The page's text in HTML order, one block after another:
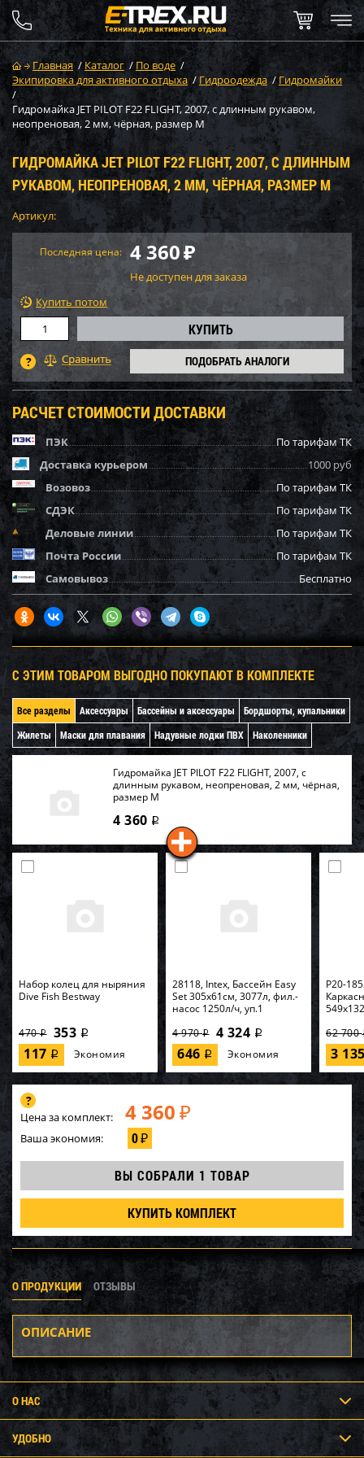
Главная / Каталог / По воде /
Экипировка для активного отдыха / Гидроодежда / Гидромайки
/
Гидромайка JET PILOT F22 FLIGHT, 2007, с длинным рукавом,
неопреновая, 2 мм, чёрная, размер M
ГИДРОМАЙКА JET PILOT F22 FLIGHT, 2007, С ДЛИННЫМ
РУКАВОМ, НЕОПРЕНОВАЯ, 2 ММ, ЧЁРНАЯ, РАЗМЕР M
Артикул:
Последняя цена: 4 360₽
Не доступен для заказа
Купить потом
ПОДОБРАТЬ АНАЛОГИ
РАСЧЕТ СТОИМОСТИ ДОСТАВКИ
ПЭК
По тарифам ТК
Доставка курьером
1000 руб
Возовоз
По тарифам ТК
СДЭК
По тарифам ТК
Деловые линии
По тарифам ТК
Почта России
По тарифам ТК
Самовывоз
Бесплатно
С ЭТИМ ТОВАРОМ ВЫГОДНО ПОКУПАЮТ В КОМПЛЕКТЕ
Все разделы Аксессуары Бассейны и аксессуары
Бордшорты, купальники
Жилеты
Маски для плавания Надувные лодки ПВХ Наколенники
Гидромайка JET PILOT F22 FLIGHT, 2007, с
длинным рукавом, неопреновая, 2 мм, чёрная,
размер M
4 360 i
Набор колец для ныряния
Dive Fish Bestway
470i 353 i
117 i Экономия
28118, Intex, Бассейн Easy
Set 305х61см, 3077л, фил.-
насос 1250л/ч, уп.1
4 970i 4 324 i
646 i Экономия
P20-
62 700
3
Цена за комплект: 4 360 ₽
Ваша экономия: 0₽
ВЫ СОБРАЛИ 1 ТОВАР
КУПИТЬ КОМПЛЕКТ
О ПРОДУКЦИИ ОТЗЫВЫ
ОПИСАНИЕ
О НАС
УДОБНО